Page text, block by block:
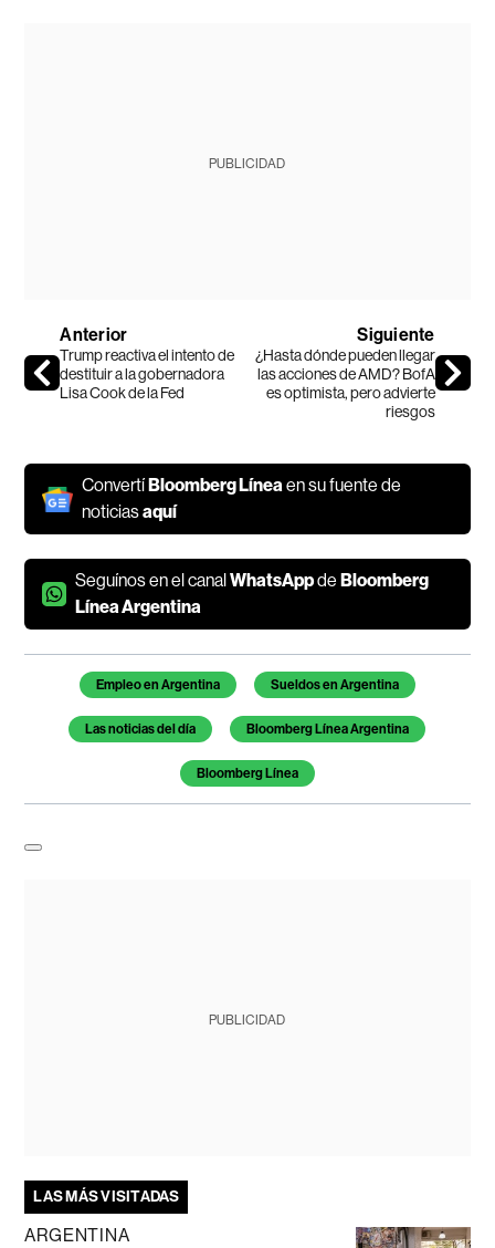
PUBLICIDAD
Anterior
Trump reactiva el intento de
destituir a la gobernadora
Lisa Cook de la Fed
Siguiente
¿Hasta dónde pueden llegar
las acciones de AMD? BofA
es optimista, pero advierte
riesgos
ConvertíBloomberg Líneaen su fuente de
noticiasaquí
Seguínos en el canalWhatsAppdeBloomberg
Línea Argentina
Temas de este artículo
Empleo en Argentina Sueldos en Argentina
Las noticias del día Bloomberg Línea Argentina
Bloomberg Línea
PUBLICIDAD
LAS MÁS VISITADAS
ARGENTINA